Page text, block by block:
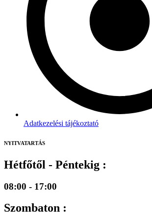
Adatkezelési tájékoztató
NYITVATARTÁS
Hétfőtől - Péntekig :
08:00 - 17:00
Szombaton :